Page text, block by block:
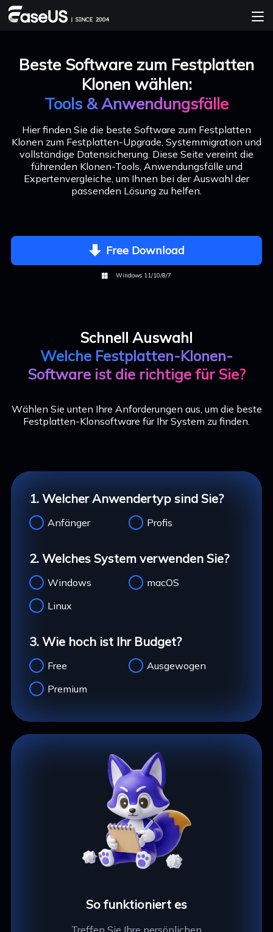
Beste Software zum Festplatten
Klonen wählen:
Tools & Anwendungsfälle
Hier finden Sie die beste Software zum Festplatten
Klonen zum Festplatten-Upgrade, Systemmigration und
vollständige Datensicherung. Diese Seite vereint die
führenden Klonen-Tools, Anwendungsfälle und
Expertenvergleiche, um Ihnen bei der Auswahl der
passenden Lösung zu helfen.
 Free Download
 Windows 11/10/8/7
Schnell Auswahl
Welche Festplatten-Klonen-
Software ist die richtige für Sie?
Wählen Sie unten Ihre Anforderungen aus, um die beste
Festplatten-Klonsoftware für Ihr System zu finden.
1. Welcher Anwendertyp sind Sie?
Anfänger Profis
2. Welches System verwenden Sie?
Windows
macOS
Linux
3. Wie hoch ist Ihr Budget?
Free
Ausgewogen
Premium
So funktioniert es
Treffen Sie Ihre persönlichen